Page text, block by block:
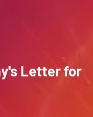
Letter for